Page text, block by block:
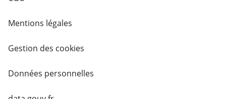
Mentions légales
Gestion des cookies
Données personnelles